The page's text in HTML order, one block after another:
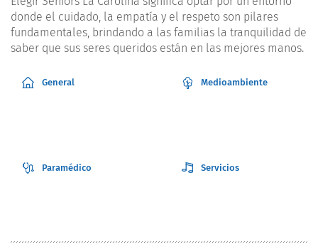
donde el cuidado, la empatía y el respeto son pilares
fundamentales, brindando a las familias la tranquilidad de
saber que sus seres queridos están en las mejores manos.
General Medioambiente
Paramédico Servicios